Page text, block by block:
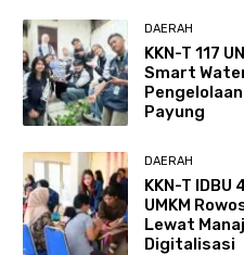
DAERAH
KKN-T 117
Smart
Payung
DAERAH
KKN-T IDBU
UMKM
Lewat
Digitalisasi